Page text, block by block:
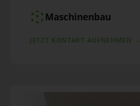
Maschinenbau
JETZT KONTAKT AUFNEHMEN →